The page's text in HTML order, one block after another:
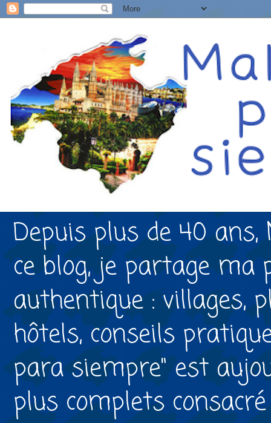
Depuis plus de 40
ce blog, je partage
authentique : villages,
hôtels, conseils
para siempre" est
plus complets consacré